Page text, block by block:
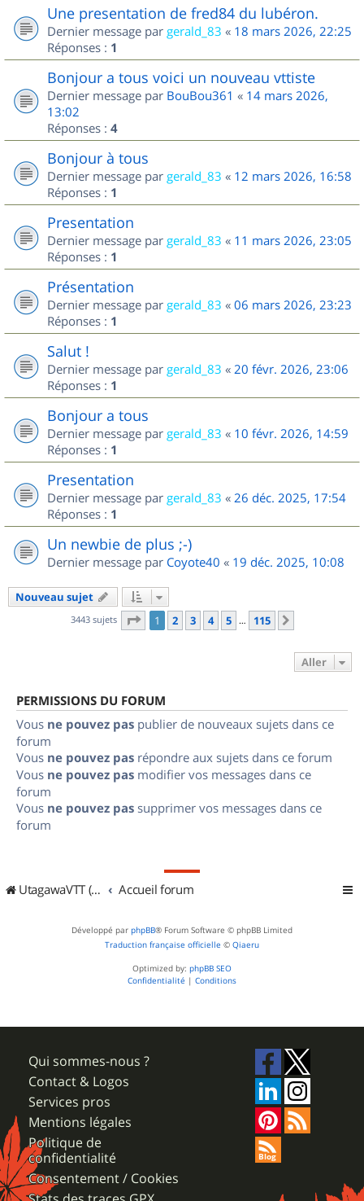
Une presentation de fred84 du lubéron.
Dernier message par gerald_83 « 18 mars 2026, 22:25
Réponses : 1
Bonjour a tous voici un nouveau vttiste
Dernier message par BouBou361 « 14 mars 2026,
13:02
Réponses : 4
Bonjour à tous
Dernier message par gerald_83 « 12 mars 2026, 16:58
Réponses : 1
Presentation
Dernier message par gerald_83 « 11 mars 2026, 23:05
Réponses : 1
Présentation
Dernier message par gerald_83 « 06 mars 2026, 23:23
Réponses : 1
Salut !
Dernier message par gerald_83 « 20 févr. 2026, 23:06
Réponses : 1
Bonjour a tous
Dernier message par gerald_83 « 10 févr. 2026, 14:59
Réponses : 1
Presentation
Dernier message par gerald_83 « 26 déc. 2025, 17:54
Réponses : 1
Un newbie de plus ;-)
Dernier message par Coyote40 « 19 déc. 2025, 10:08
Nouveau sujet
3443 sujets Page 1sur 115
1 2 3 4 5 … 115
Aller
PERMISSIONS DU FORUM
Vous ne pouvez pas publier de nouveaux sujets dans ce
forum
Vous ne pouvez pas répondre aux sujets dans ce forum
Vous ne pouvez pas modifier vos messages dans ce
forum
Vous ne pouvez pas supprimer vos messages dans ce
forum
UtagawaVTT (Randos VTT et VTTAE avec traces GPS) Accueil forum
Développé par phpBB® Forum Software © phpBB Limited
Traduction française officielle © Qiaeru
Optimized by: phpBB SEO
Confidentialité | Conditions
Qui sommes-nous ?
Contact & Logos
Services pros
Mentions légales
Politique de
confidentialité
Consentement / Cookies